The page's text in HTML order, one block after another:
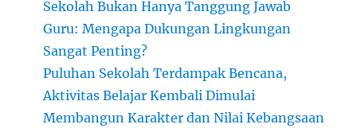
Sekolah Bukan Hanya Tanggung Jawab
Guru: Mengapa Dukungan Lingkungan
Sangat Penting?
Puluhan Sekolah Terdampak Bencana,
Aktivitas Belajar Kembali Dimulai
Membangun Karakter dan Nilai Kebangsaan